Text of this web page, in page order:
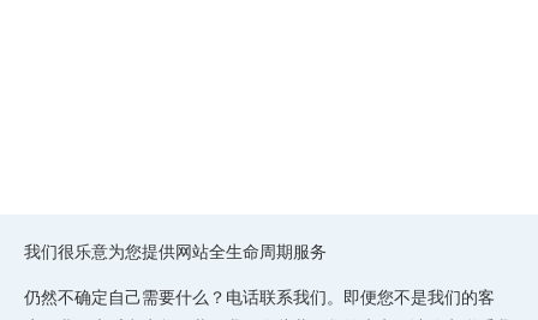
我们很乐意为您提供网站全生命周期服务
仍然不确定自己需要什么？电话联系我们。即便您不是我们的客